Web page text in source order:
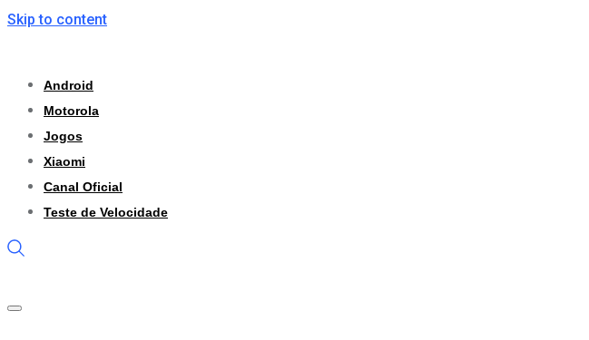
Skip to content
Android
Motorola
Jogos
Xiaomi
Canal Oficial
Teste de Velocidade